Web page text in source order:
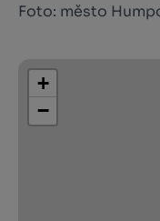
Foto: město
+
−